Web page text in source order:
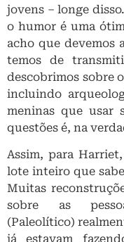
jovens – longe
o humor é uma
acho que devemos
temos de
descobrimos sobre
incluindo
meninas que usar
questões é, na
Assim, para
lote inteiro que
Muitas
sobre as
(Paleolítico)
já estavam